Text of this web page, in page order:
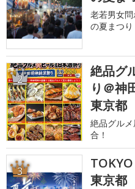
老若男女
の夏まつり
2
絶品グ
り＠神
東京都
絶品グル
合！
3
東京都